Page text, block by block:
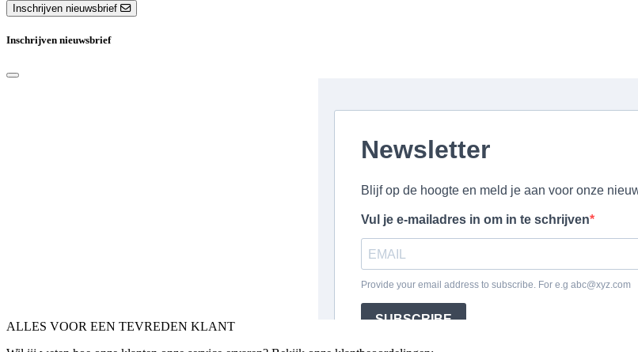
Inschrijven nieuwsbrief
Inschrijven nieuwsbrief
ALLES VOOR EEN TEVREDEN KLANT